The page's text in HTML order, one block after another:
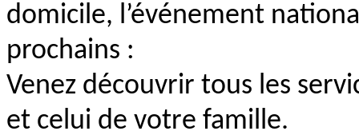
domicile, l’événement
prochains :
Venez découvrir tous les
et celui de votre famille.